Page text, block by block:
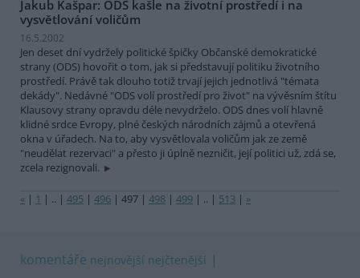
Jakub Kašpar: ODS kašle na životní prostředí i na
vysvětlování voličům
16.5.2002
Jen deset dní vydržely politické špičky Občanské demokratické
strany (ODS) hovořit o tom, jak si představují politiku životního
prostředí. Právě tak dlouho totiž trvají jejich jednotlivá "témata
dekády". Nedávné "ODS volí prostředí pro život" na vývěsním štítu
Klausovy strany opravdu déle nevydrželo. ODS dnes volí hlavně
klidné srdce Evropy, plné českých národních zájmů a otevřená
okna v úřadech. Na to, aby vysvětlovala voličům jak ze země
"neudělat rezervaci" a přesto ji úplně nezničit, její politici už, zdá se,
zcela rezignovali.
« | 1 | .. | 495 | 496 | 497 | 498 | 499 | .. | 513 | »
komentáře nejnovější nejčtenější